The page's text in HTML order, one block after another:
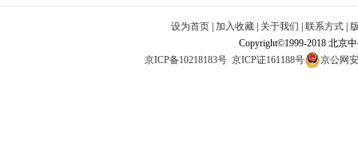
设为首页 加入收藏 关于我们 联系方式
Copyright©1999-2018 北京
京ICP备10218183号 京ICP证161188号 京公网